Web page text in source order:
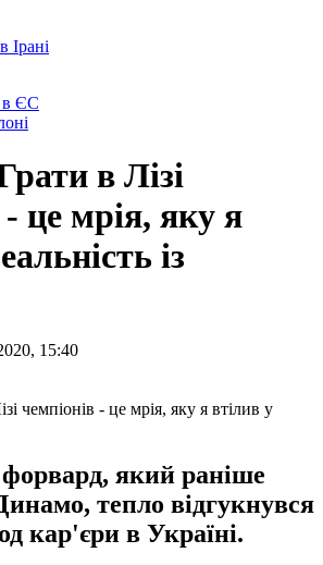
Ірані
в ЄС
в Лізі
- це мрія, яку я
із
15:40
який раніше
тепло відгукнувся
кар'єри в Україні.